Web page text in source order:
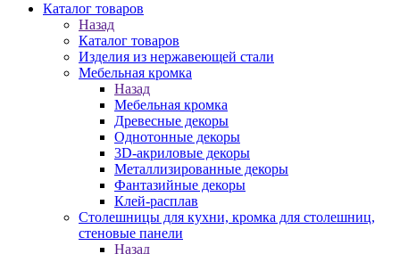
Каталог товаров
Назад
Каталог товаров
Изделия из нержавеющей стали
Мебельная кромка
Назад
Мебельная кромка
Древесные декоры
Однотонные декоры
3D-акриловые декоры
Металлизированные декоры
Фантазийные декоры
Клей-расплав
Столешницы для кухни, кромка для столешниц,
стеновые панели
Назад